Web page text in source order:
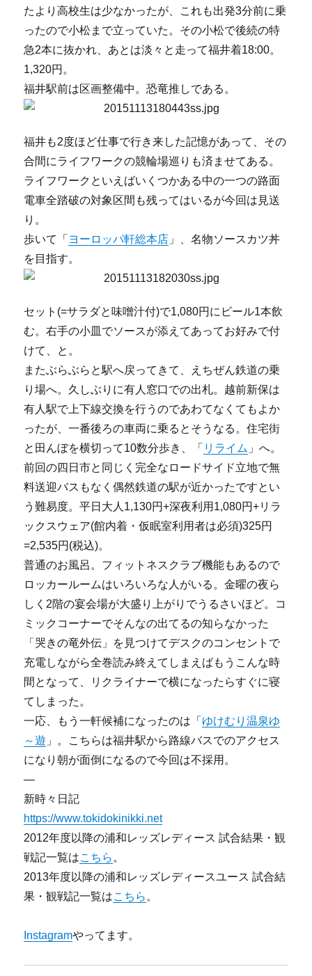
たより高校生は少なかったが、これも出発3分前に乗
ったので小松まで立っていた。その小松で後続の特
急2本に抜かれ、あとは淡々と走って福井着18:00。
1,320円。
福井駅前は区画整備中。恐竜推しである。
福井も2度ほど仕事で行き来した記憶があって、その
合間にライフワークの競輪場巡りも済ませてある。
ライフワークといえばいくつかある中の一つの路面
電車全踏破の対象区間も残ってはいるが今回は見送
り。
歩いて「 ヨーロッパ軒総本店 」、名物ソースカツ丼
を目指す。
セット(=サラダと味噌汁付)で1,080円にビール1本飲
む。右手の小皿でソースが添えてあってお好みで付
けて、と。
またぶらぶらと駅へ戻ってきて、えちぜん鉄道の乗
り場へ。久しぶりに有人窓口での出札。越前新保は
有人駅で上下線交換を行うのであわてなくてもよか
ったが、一番後ろの車両に乗るとそうなる。住宅街
と田んぼを横切って10数分歩き、「 リライム 」へ。
前回の四日市と同じく完全なロードサイド立地で無
料送迎バスもなく偶然鉄道の駅が近かったですとい
う難易度。平日大人1,130円+深夜利用1,080円+リラ
ックスウェア(館内着・仮眠室利用者は必須)325円
=2,535円(税込)。
普通のお風呂。フィットネスクラブ機能もあるので
ロッカールームはいろいろな人がいる。金曜の夜ら
しく2階の宴会場が大盛り上がりでうるさいほど。コ
ミックコーナーでそんなの出てるの知らなかった
「哭きの竜外伝」を見つけてデスクのコンセントで
充電しながら全巻読み終えてしまえばもうこんな時
間となって、リクライナーで横になったらすぐに寝
てしまった。
一応、もう一軒候補になったのは「 ゆけむり温泉ゆ
～遊 」。こちらは福井駅から路線バスでのアクセス
になり朝が面倒になるので今回は不採用。
—
新時々日記
https://www.tokidokinikki.net
2012年度以降の浦和レッズレディース 試合結果・観
戦記一覧はこちら 。
2013年度以降の浦和レッズレディースユース 試合結
果・観戦記一覧はこちら 。
Instagramやってます。